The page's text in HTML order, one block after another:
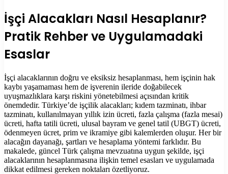
İşçi Alacakları Nasıl Hesaplanır?
Pratik Rehber ve Uygulamadaki
Esaslar
İşçi alacaklarının doğru ve eksiksiz hesaplanması, hem işçinin hak
kaybı yaşamaması hem de işverenin ileride doğabilecek
uyuşmazlıklara karşı riskini yönetebilmesi açısından kritik
önemdedir. Türkiye’de işçilik alacakları; kıdem tazminatı, ihbar
tazminatı, kullanılmayan yıllık izin ücreti, fazla çalışma (fazla mesai)
ücreti, hafta tatili ücreti, ulusal bayram ve genel tatil (UBGT) ücreti,
ödenmeyen ücret, prim ve ikramiye gibi kalemlerden oluşur. Her bir
alacağın dayanağı, şartları ve hesaplama yöntemi farklıdır. Bu
makalede, güncel Türk çalışma mevzuatına uygun şekilde, işçi
alacaklarının hesaplanmasına ilişkin temel esasları ve uygulamada
dikkat edilmesi gereken noktaları özetliyoruz.